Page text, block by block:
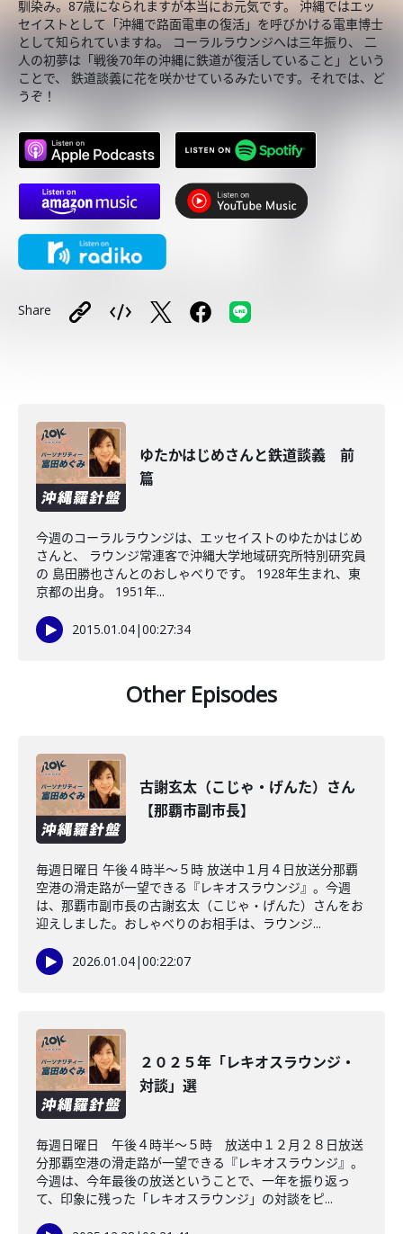
馴染み。87歳になられますが本当にお元気です。 沖縄ではエッ
セイストとして「沖縄で路面電車の復活」を呼びかける電車博士
として知られていますね。 コーラルラウンジへは三年振り、 二
人の初夢は「戦後70年の沖縄に鉄道が復活していること」という
ことで、 鉄道談義に花を咲かせているみたいです。それでは、ど
うぞ！
Share
ゆたかはじめさんと鉄道談義 前
篇
今週のコーラルラウンジは、エッセイストのゆたかはじめ
さんと、 ラウンジ常連客で沖縄大学地域研究所特別研究員
の 島田勝也さんとのおしゃべりです。 1928年生まれ、東
京都の出身。 1951年...
2015.01.04|00:27:34
Other Episodes
古謝玄太（こじゃ・げんた）さん
【那覇市副市長】
毎週日曜日 午後４時半～５時 放送中１月４日放送分那覇
空港の滑走路が一望できる『レキオスラウンジ』。今週
は、那覇市副市長の古謝玄太（こじゃ・げんた）さんをお
迎えしました。おしゃべりのお相手は、ラウンジ...
2026.01.04|00:22:07
２０２５年「レキオスラウンジ・
対談」選
毎週日曜日 午後４時半～５時 放送中１２月２８日放送
分那覇空港の滑走路が一望できる『レキオスラウンジ』。
今週は、今年最後の放送ということで、一年を振り返っ
て、印象に残った「レキオスラウンジ」の対談をピ...